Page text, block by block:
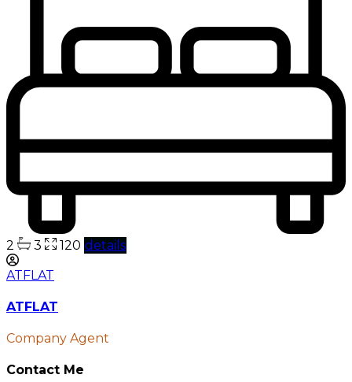
2 3 120 details
ATFLAT
ATFLAT
Company Agent
Contact Me